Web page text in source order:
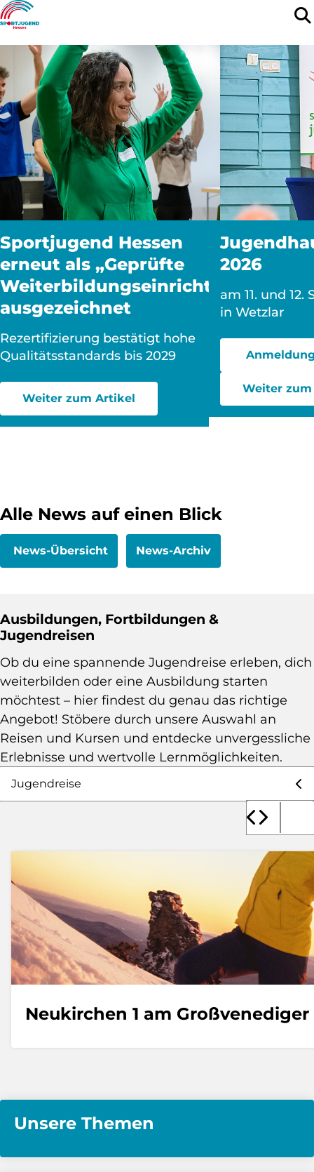
Sportjugend Hessen
erneut als „Geprüfte
Weiterbildungseinrichtung“
ausgezeichnet
Rezertifizierung bestätigt hohe
Qualitätsstandards bis 2029
Weiter zum Artikel
2026
am 11. und
in Wetzlar
Weiter
Alle News auf einen Blick
News-Übersicht News-Archiv
Ausbildungen, Fortbildungen &
Jugendreisen
Ob du eine spannende Jugendreise erleben, dich
weiterbilden oder eine Ausbildung starten
möchtest – hier findest du genau das richtige
Angebot! Stöbere durch unsere Auswahl an
Reisen und Kursen und entdecke unvergessliche
Erlebnisse und wertvolle Lernmöglichkeiten.
Auswahl Angebote
Neukirchen 1 am Großvenediger
Unsere Themen